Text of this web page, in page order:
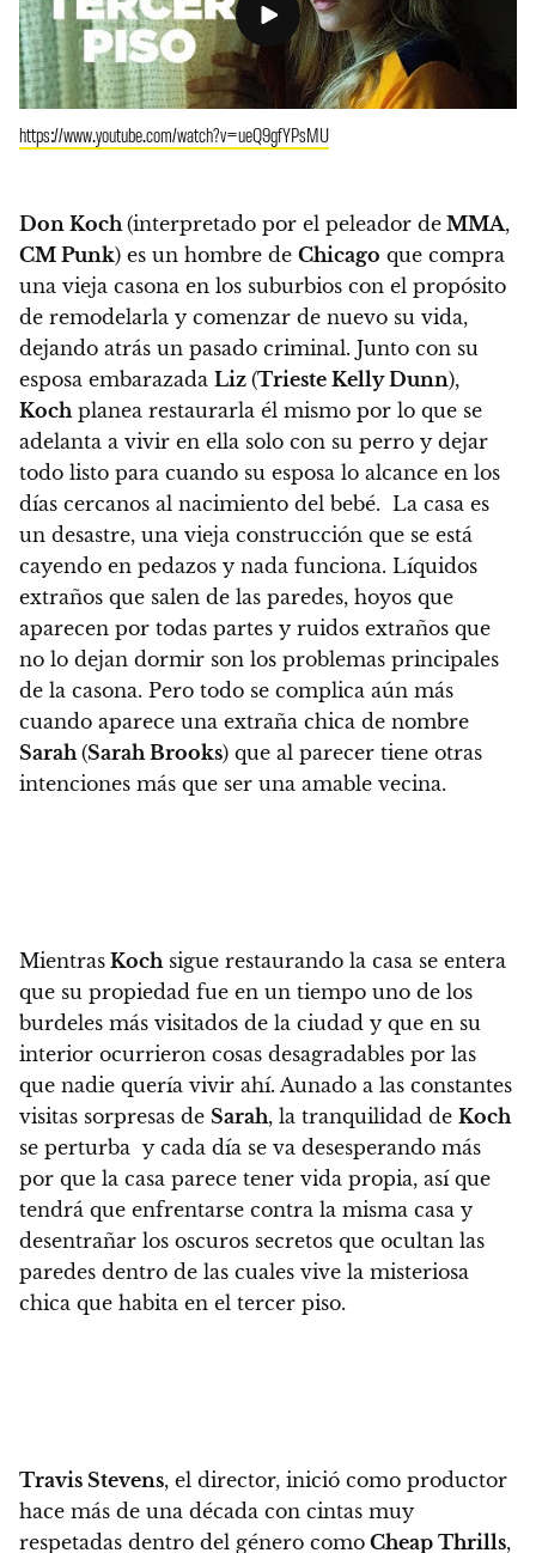
https://www.youtube.com/watch?v=ueQ9gfYPsMU
Don Koch (interpretado por el peleador de MMA,
CM Punk) es un hombre de Chicago que compra
una vieja casona en los suburbios con el propósito
de remodelarla y comenzar de nuevo su vida,
dejando atrás un pasado criminal. Junto con su
esposa embarazada Liz (Trieste Kelly Dunn),
Koch planea restaurarla él mismo por lo que se
adelanta a vivir en ella solo con su perro y dejar
todo listo para cuando su esposa lo alcance en los
días cercanos al nacimiento del bebé. La casa es
un desastre, una vieja construcción que se está
cayendo en pedazos y nada funciona. Líquidos
extraños que salen de las paredes, hoyos que
aparecen por todas partes y ruidos extraños que
no lo dejan dormir son los problemas principales
de la casona. Pero todo se complica aún más
cuando aparece una extraña chica de nombre
Sarah (Sarah Brooks) que al parecer tiene otras
intenciones más que ser una amable vecina.
Mientras Koch sigue restaurando la casa se entera
que su propiedad fue en un tiempo uno de los
burdeles más visitados de la ciudad y que en su
interior ocurrieron cosas desagradables por las
que nadie quería vivir ahí. Aunado a las constantes
visitas sorpresas de Sarah, la tranquilidad de Koch
se perturba y cada día se va desesperando más
por que la casa parece tener vida propia, así que
tendrá que enfrentarse contra la misma casa y
desentrañar los oscuros secretos que ocultan las
paredes dentro de las cuales vive la misteriosa
chica que habita en el tercer piso.
Travis Stevens, el director, inició como productor
hace más de una década con cintas muy
respetadas dentro del género como Cheap Thrills,